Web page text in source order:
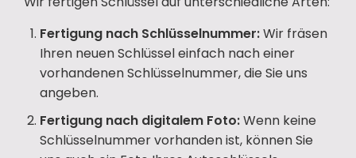
Fertigung nach Schlüsselnummer:Wir fräsen
Ihren neuen Schlüssel einfach nach einer
vorhandenen Schlüsselnummer, die Sie uns
angeben.
Fertigung nach digitalem Foto:Wenn keine
Schlüsselnummer vorhanden ist, können Sie